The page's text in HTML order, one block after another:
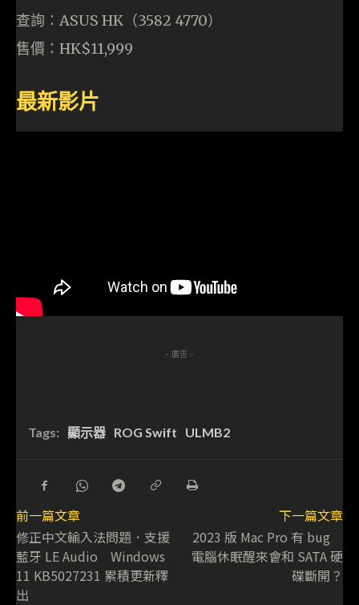
查詢：ASUS HK（3582 4770）
售價：HK$11,999
最新影片
- 廣告 -
Tags: 顯示器 ROG Swift ULMB2
前一篇文章
修正中文輸入法問題．支援
藍牙 LE Audio Windows
11 KB5027231 累積更新釋
出
下一篇文章
2023 版 Mac Pro 有 bug
電腦休眠醒來會和 SATA 硬
碟斷開？